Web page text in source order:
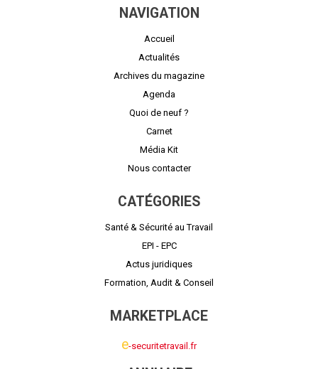
NAVIGATION
Accueil
Actualités
Archives du magazine
Agenda
Quoi de neuf ?
Carnet
Média Kit
Nous contacter
CATÉGORIES
Santé & Sécurité au Travail
EPI - EPC
Actus juridiques
Formation, Audit & Conseil
MARKETPLACE
e-securitetravail.fr